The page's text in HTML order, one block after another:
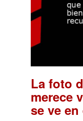
La foto
merece
se ve